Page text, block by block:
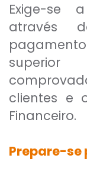
Exige-se
através
superior
clientes e
Financeiro.
Prepare-se